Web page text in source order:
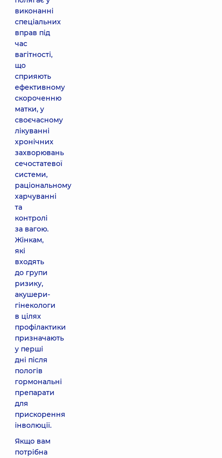
виконанні
спеціальних
вправ під
час
вагітності,
що
сприяють
ефективному
скороченню
матки, у
своєчасному
лікуванні
хронічних
захворювань
сечостатевої
системи,
раціональному
харчуванні
та
контролі
за вагою.
Жінкам,
які
входять
до групи
ризику,
акушери-
гінекологи
в цілях
профілактики
призначають
у перші
дні після
пологів
гормональні
препарати
для
прискорення
інволюції.
Якщо вам
потрібна